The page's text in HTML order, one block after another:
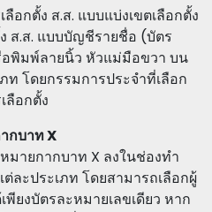
อกตั้ง ส.ส. แบบแบ่งเขตเลือกตั้ง
ส.ส. แบบบัญชีรายชื่อ (บัตร
พิมพ์ลายนิ้ว หัวแม่มือขวา บน
ท โดยกรรมการประจำที่เลือก
ลือกตั้ง
กบาท X
มายกากบาท X ลงในช่องทำ
ละประเภท โดยสามารถเลือกผู้
ยงบัตรละหมายเลขเดียว หาก